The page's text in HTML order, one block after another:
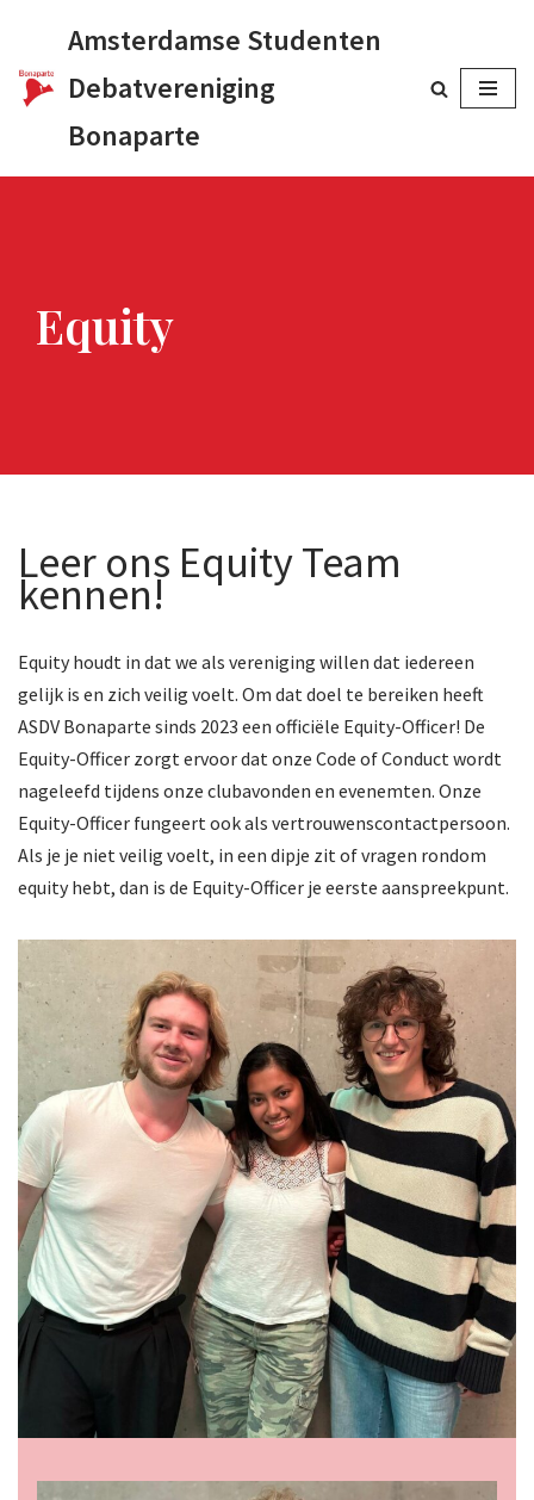
Ga
naar
Amsterdamse Studenten
Debatvereniging
Bonaparte
Equity
Leer ons Equity Team
kennen!
Equity houdt in dat we als vereniging willen dat iedereen
gelijk is en zich veilig voelt. Om dat doel te bereiken heeft
ASDV Bonaparte sinds 2023 een officiële Equity-Officer! De
Equity-Officer zorgt ervoor dat onze Code of Conduct wordt
nageleefd tijdens onze clubavonden en evenemten. Onze
Equity-Officer fungeert ook als vertrouwenscontactpersoon.
Als je je niet veilig voelt, in een dipje zit of vragen rondom
equity hebt, dan is de Equity-Officer je eerste aanspreekpunt.